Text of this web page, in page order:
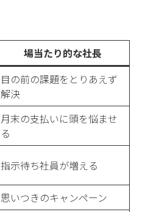
場当たり的な社長
目の前の課題をとりあえず
解決
月末の支払いに頭を悩ませ
る
指示待ち社員が増える
思いつきのキャンペーン